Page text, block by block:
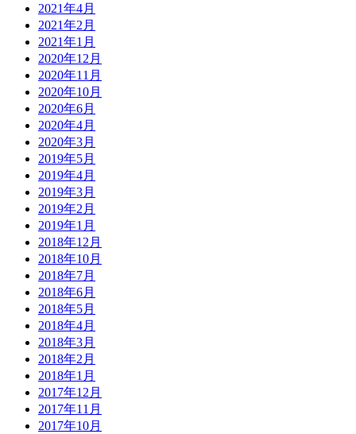
2021年4月
2021年2月
2021年1月
2020年12月
2020年11月
2020年10月
2020年6月
2020年4月
2020年3月
2019年5月
2019年4月
2019年3月
2019年2月
2019年1月
2018年12月
2018年10月
2018年7月
2018年6月
2018年5月
2018年4月
2018年3月
2018年2月
2018年1月
2017年12月
2017年11月
2017年10月